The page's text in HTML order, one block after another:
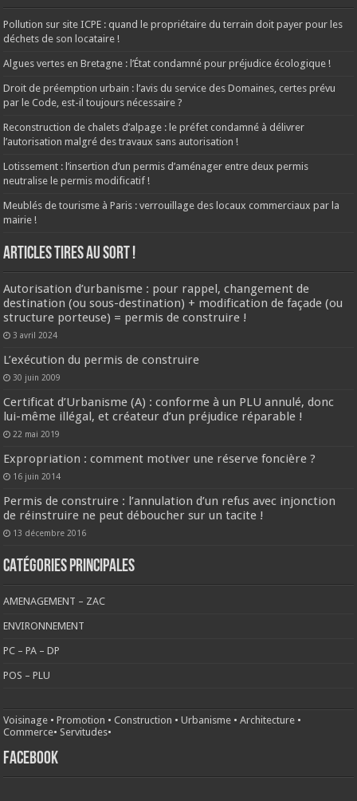
Pollution sur site ICPE : quand le propriétaire du terrain doit payer pour les
déchets de son locataire !
Algues vertes en Bretagne : l’État condamné pour préjudice écologique !
Droit de préemption urbain : l’avis du service des Domaines, certes prévu
par le Code, est-il toujours nécessaire ?
Reconstruction de chalets d’alpage : le préfet condamné à délivrer
l’autorisation malgré des travaux sans autorisation !
Lotissement : l’insertion d’un permis d’aménager entre deux permis
neutralise le permis modificatif !
Meublés de tourisme à Paris : verrouillage des locaux commerciaux par la
mairie !
ARTICLES TIRES AU SORT !
Autorisation d’urbanisme : pour rappel, changement de
destination (ou sous-destination) + modification de façade (ou
structure porteuse) = permis de construire !
3 avril 2024
L’exécution du permis de construire
30 juin 2009
Certificat d’Urbanisme (A) : conforme à un PLU annulé, donc
lui-même illégal, et créateur d’un préjudice réparable !
22 mai 2019
Expropriation : comment motiver une réserve foncière ?
16 juin 2014
Permis de construire : l’annulation d’un refus avec injonction
de réinstruire ne peut déboucher sur un tacite !
13 décembre 2016
CATÉGORIES PRINCIPALES
AMENAGEMENT – ZAC
ENVIRONNEMENT
PC – PA – DP
POS – PLU
Voisinage •Promotion •Construction •Urbanisme •Architecture •
Commerce• Servitudes•
FACEBOOK